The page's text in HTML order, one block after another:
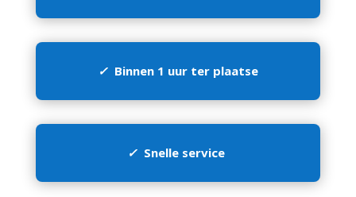
✓Binnen 1 uur ter plaatse
✓ Snelle service